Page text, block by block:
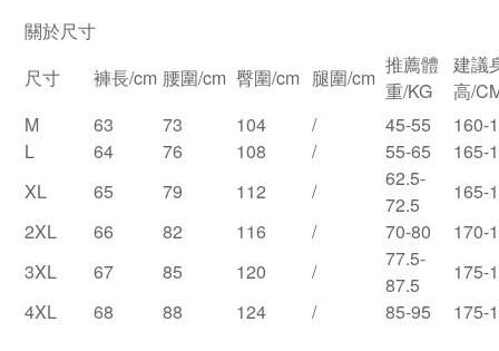
關於尺寸
尺寸
褲長/cm 腰圍/cm 臀圍/cm 腿圍/cm
推薦體
重/KG
建議
高/
M
63 73 104 / 45-55
160-
L
64 76 108 / 55-65
165-
XL
65 79 112 /
62.5-
72.5
165-
2XL
66 82 116 / 70-80
170-
3XL
67 85 120 /
77.5-
87.5
175-
4XL
68 88 124 / 85-95 175-